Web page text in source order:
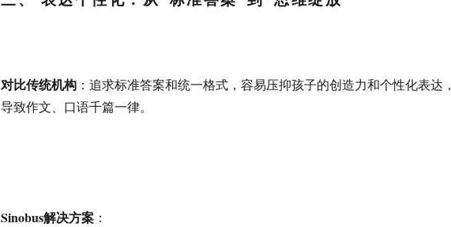
对比传统机构 ：追求标准答案和统一格式，容易压抑孩子的创造力和个性化表达，
导致作文、口语千篇一律。
Sinobus解决方案 ：